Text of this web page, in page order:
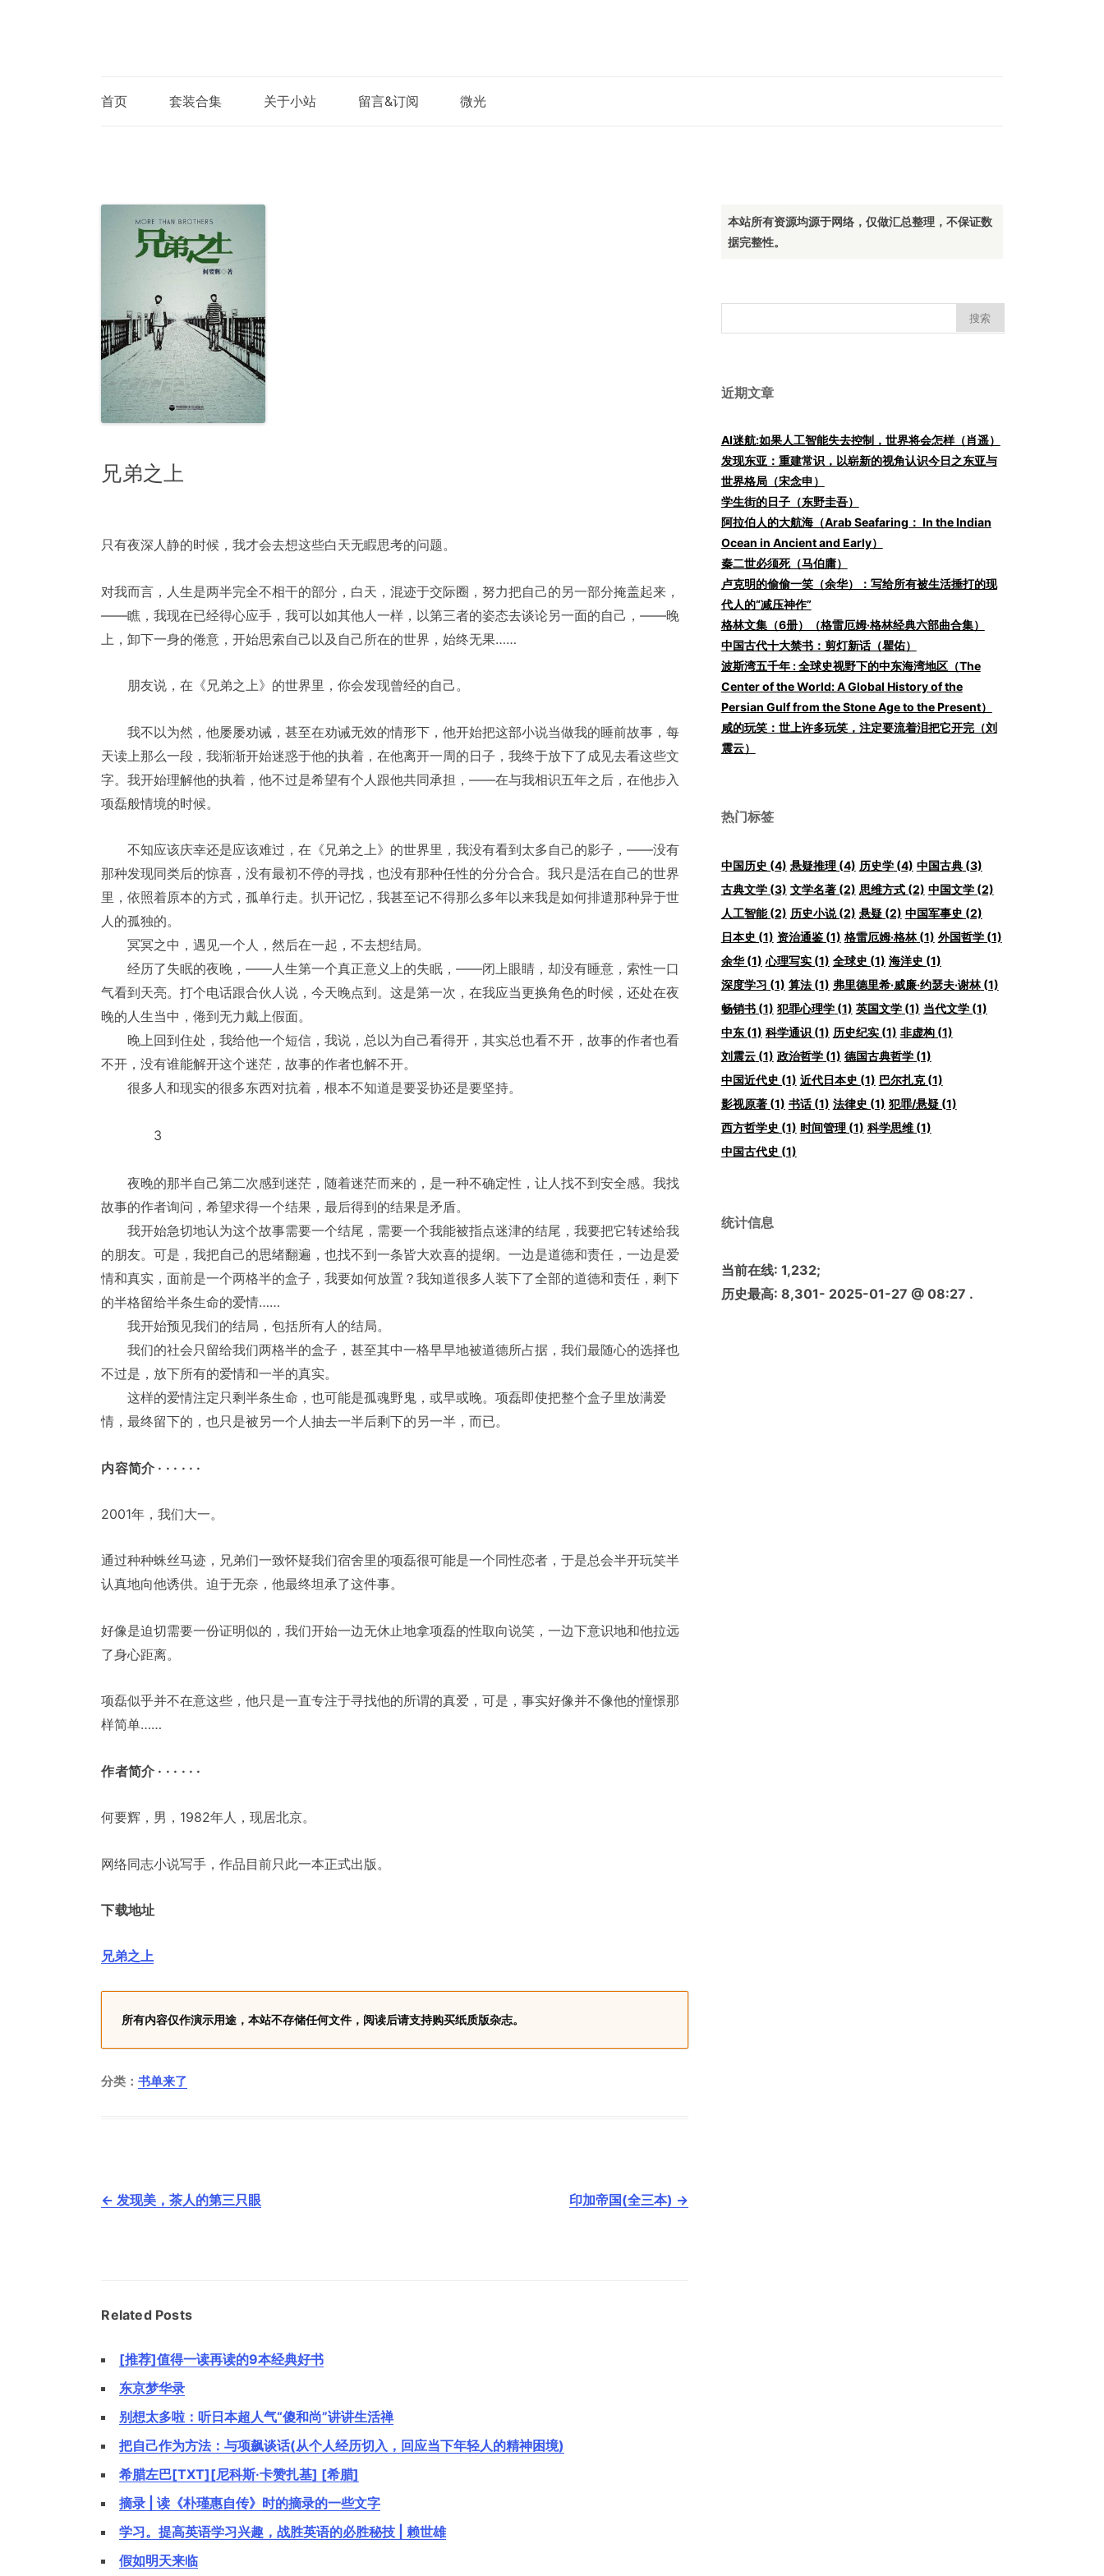
首页 套装合集 关于小站 留言&订阅 微光
兄弟之上
只有夜深人静的时候，我才会去想这些白天无睱思考的问题。
对我而言，人生是两半完全不相干的部分，白天，混迹于交际圈，努力把自己的另一部分掩盖起来，
——瞧，我现在已经得心应手，我可以如其他人一样，以第三者的姿态去谈论另一面的自己，——晚
上，卸下一身的倦意，开始思索自己以及自己所在的世界，始终无果……
朋友说，在《兄弟之上》的世界里，你会发现曾经的自己。
我不以为然，他屡屡劝诫，甚至在劝诫无效的情形下，他开始把这部小说当做我的睡前故事，每
天读上那么一段，我渐渐开始迷惑于他的执着，在他离开一周的日子，我终于放下了成见去看这些文
字。我开始理解他的执着，他不过是希望有个人跟他共同承担，——在与我相识五年之后，在他步入
项磊般情境的时候。
不知应该庆幸还是应该难过，在《兄弟之上》的世界里，我没有看到太多自己的影子，——没有
那种发现同类后的惊喜，没有最初不停的寻找，也没有那种任性的分分合合。我只是活在自己的世界
里，依照着原本的方式，孤单行走。扒开记忆，我甚至记不得那么多年以来我是如何排遣那种异于世
人的孤独的。
冥冥之中，遇见一个人，然后在一起，不去想结局。
经历了失眠的夜晚，——人生第一个真正意义上的失眠，——闭上眼睛，却没有睡意，索性一口
气看到天亮。打个电话跟合伙人说，今天晚点到。这是第一次，在我应当更换角色的时候，还处在夜
晚的人生当中，倦到无力戴上假面。
晚上回到住处，我给他一个短信，我说，总以为自己看得开，其实总也看不开，故事的作者也看
不开，没有谁能解开这个迷茫，故事的作者也解不开。
很多人和现实的很多东西对抗着，根本不知道是要妥协还是要坚持。
3
夜晚的那半自己第二次感到迷茫，随着迷茫而来的，是一种不确定性，让人找不到安全感。我找
故事的作者询问，希望求得一个结果，最后得到的结果是矛盾。
我开始急切地认为这个故事需要一个结尾，需要一个我能被指点迷津的结尾，我要把它转述给我
的朋友。可是，我把自己的思绪翻遍，也找不到一条皆大欢喜的提纲。一边是道德和责任，一边是爱
情和真实，面前是一个两格半的盒子，我要如何放置？我知道很多人装下了全部的道德和责任，剩下
的半格留给半条生命的爱情……
我开始预见我们的结局，包括所有人的结局。
我们的社会只留给我们两格半的盒子，甚至其中一格早早地被道德所占据，我们最随心的选择也
不过是，放下所有的爱情和一半的真实。
这样的爱情注定只剩半条生命，也可能是孤魂野鬼，或早或晚。项磊即使把整个盒子里放满爱
情，最终留下的，也只是被另一个人抽去一半后剩下的另一半，而已。
内容简介 · · · · · ·
2001年，我们大一。
通过种种蛛丝马迹，兄弟们一致怀疑我们宿舍里的项磊很可能是一个同性恋者，于是总会半开玩笑半
认真地向他诱供。迫于无奈，他最终坦承了这件事。
好像是迫切需要一份证明似的，我们开始一边无休止地拿项磊的性取向说笑，一边下意识地和他拉远
了身心距离。
项磊似乎并不在意这些，他只是一直专注于寻找他的所谓的真爱，可是，事实好像并不像他的憧憬那
样简单……
作者简介 · · · · · ·
何要辉，男，1982年人，现居北京。
网络同志小说写手，作品目前只此一本正式出版。
下载地址
兄弟之上
所有内容仅作演示用途，本站不存储任何文件，阅读后请支持购买纸质版杂志。
分类：书单来了
文
章
← 发现美，茶人的第三只眼 印加帝国(全三本) →
Related Posts
[推荐]值得一读再读的9本经典好书
东京梦华录
别想太多啦：听日本超人气“傻和尚”讲讲生活禅
把自己作为方法：与项飙谈话(从个人经历切入，回应当下年轻人的精神困境)
希腊左巴[TXT][尼科斯·卡赞扎基] [希腊]
摘录 | 读《朴瑾惠自传》时的摘录的一些文字
学习。提高英语学习兴趣，战胜英语的必胜秘技 | 赖世雄
假如明天来临
本站所有资源均源于网络，仅做汇总整理，不保证数
据完整性。
索：
近期文章
AI迷航:如果人工智能失去控制，世界将会怎样（肖遥）
发现东亚：重建常识，以崭新的视角认识今日之东亚与
世界格局（宋念申）
学生街的日子（东野圭吾）
阿拉伯人的大航海（Arab Seafaring： In the Indian
Ocean in Ancient and Early）
秦二世必须死（马伯庸）
卢克明的偷偷一笑（余华）：写给所有被生活捶打的现
代人的“减压神作”
格林文集（6册）（格雷厄姆·格林经典六部曲合集）
中国古代十大禁书：剪灯新话（瞿佑）
波斯湾五千年 : 全球史视野下的中东海湾地区（The
Center of the World: A Global History of the
Persian Gulf from the Stone Age to the Present）
咸的玩笑：世上许多玩笑，注定要流着泪把它开完（刘
震云）
热门标签
中国历史 (4) 悬疑推理(4) 历史学(4) 中国古典(3)
古典文学(3) 文学名著(2) 思维方式(2) 中国文学(2)
人工智能(2) 历史小说(2) 悬疑(2) 中国军事史 (2)
日本史 (1) 资治通鉴(1) 格雷厄姆·格林(1) 外国哲学(1)
余华(1) 心理写实(1) 全球史 (1) 海洋史 (1)
深度学习 (1) 算法(1) 弗里德里希·威廉·约瑟夫·谢林(1)
畅销书(1) 犯罪心理学(1) 英国文学(1) 当代文学(1)
中东(1) 科学通识 (1) 历史纪实(1) 非虚构(1)
刘震云(1) 政治哲学(1) 德国古典哲学(1)
中国近代史 (1) 近代日本史 (1) 巴尔扎克(1)
影视原著(1) 书话(1) 法律史 (1) 犯罪/悬疑(1)
西方哲学史 (1) 时间管理(1) 科学思维(1)
中国古代史 (1)
统计信息
当前在线: 1,232;
历史最高: 8,301- 2025-01-27 @ 08:27 .